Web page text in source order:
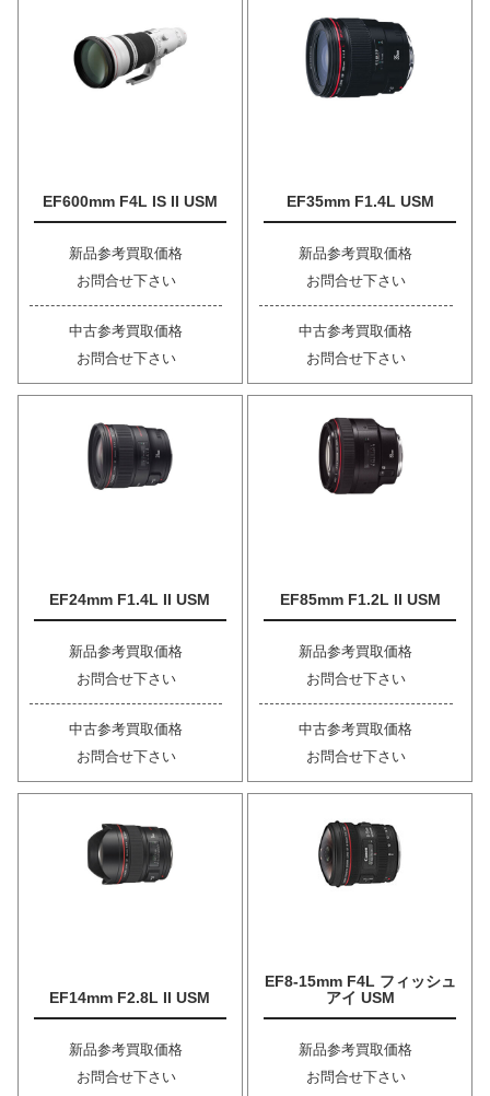
EF600mm F4L IS II USM
新品参考買取価格
お問合せ下さい
中古参考買取価格
お問合せ下さい
EF35mm F1.4L USM
新品参考買取価格
お問合せ下さい
中古参考買取価格
お問合せ下さい
EF24mm F1.4L II USM
新品参考買取価格
お問合せ下さい
中古参考買取価格
お問合せ下さい
EF85mm F1.2L II USM
新品参考買取価格
お問合せ下さい
中古参考買取価格
お問合せ下さい
EF14mm F2.8L II USM
新品参考買取価格
お問合せ下さい
EF8-15mm F4L フィッシュ
アイ USM
新品参考買取価格
お問合せ下さい